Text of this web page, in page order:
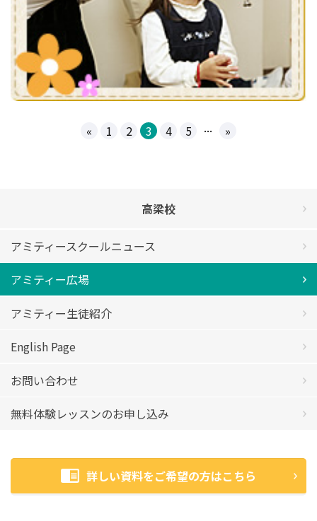
« 1 2 3 4 5 ... »
高梁校
アミティースクールニュース
アミティー広場
アミティー生徒紹介
English Page
お問い合わせ
無料体験レッスンのお申し込み
詳しい資料をご希望の方はこちら